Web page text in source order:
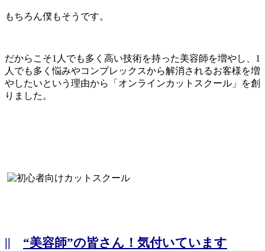
もちろん僕もそうです。
だからこそ1人でも多く高い技術を持った美容師を増やし、1
人でも多く悩みやコンプレックスから解消されるお客様を増
やしたいという理由から「オンラインカットスクール」を創
りました。
|| “美容師”の皆さん！気付いています